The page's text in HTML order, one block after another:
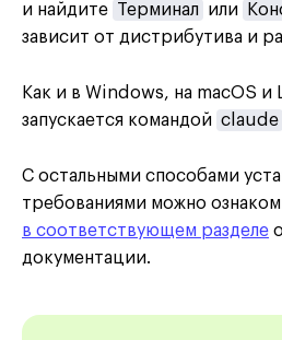
и найдите Терминал или
зависит от дистрибутива и
Как и в Windows, на macOS
запускается командой claude
С остальными способами
требованиями можно
в соответствующем разделе
документации.